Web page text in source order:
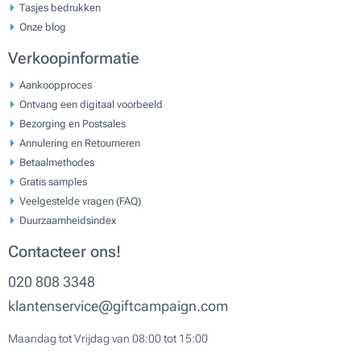
Tasjes bedrukken
Onze blog
Verkoopinformatie
Aankoopproces
Ontvang een digitaal voorbeeld
Bezorging en Postsales
Annulering en Retourneren
Betaalmethodes
Gratis samples
Veelgestelde vragen (FAQ)
Duurzaamheidsindex
Contacteer ons!
020 808 3348
klantenservice@giftcampaign.com
Maandag tot Vrijdag van 08:00 tot 15:00